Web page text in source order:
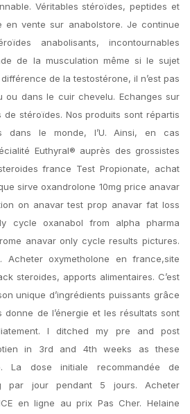
Véritables stéroïdes, peptides et
en vente sur anabolstore. Je continue
anabolisants, incontournables
de la musculation même si le sujet
de la testostérone, il n’est pas
ou dans le cuir chevelu. Echanges sur
stéroïdes. Nos produits sont répartis
dans le monde, l’U. Ainsi, en cas
Euthyral® auprès des grossistes
france Test Propionate, achat
sirve oxandrolone 10mg price anavar
on anavar test prop anavar fat loss
cycle oxanabol from alpha pharma
anavar only cycle results pictures.
Acheter oxymetholone en france,site
steroides, apports alimentaires. C’est
unique d’ingrédients puissants grâce
de l’énergie et les résultats sont
I ditched my pre and post
in 3rd and 4th weeks as these
La dose initiale recommandée de
par jour pendant 5 jours. Acheter
en ligne au prix Pas Cher. Helaine